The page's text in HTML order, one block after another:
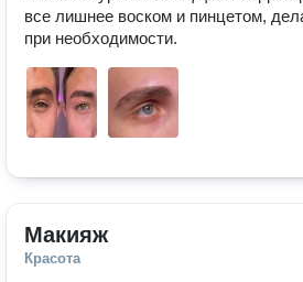
все лишнее воском и пинцетом,
при необходимости.
Макияж
Красота